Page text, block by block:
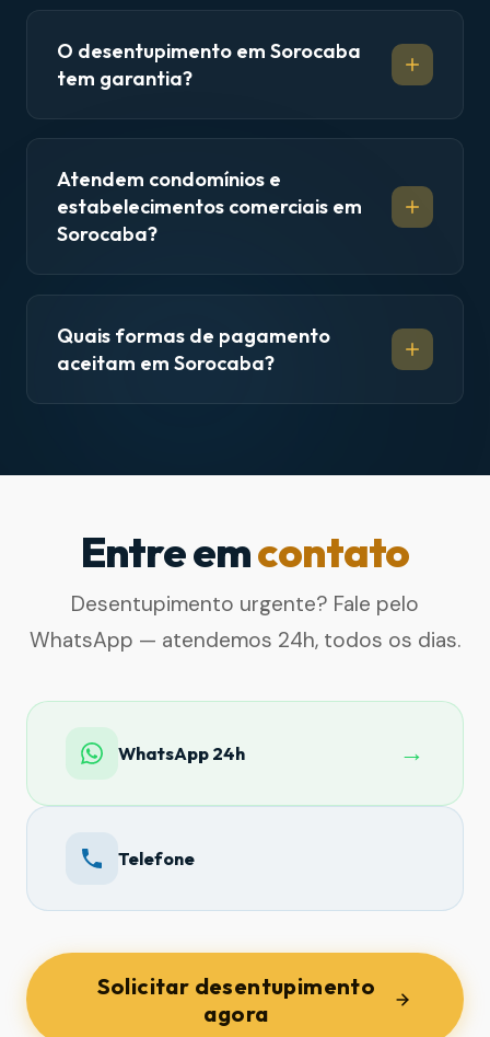
O desentupimento em Sorocaba
tem garantia?
Atendem condomínios e
estabelecimentos comerciais em
Sorocaba?
Quais formas de pagamento
aceitam em Sorocaba?
Entre emcontato
Desentupimento urgente? Fale pelo
WhatsApp — atendemos 24h, todos os dias.
WhatsApp 24h →
Telefone
Solicitar desentupimento
agora